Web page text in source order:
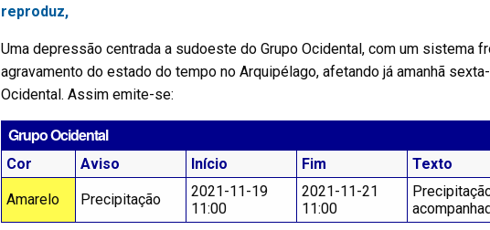
reproduz,
Uma depressão centrada a sudoeste do Grupo Ocidental, com um sistema
agravamento do estado do tempo no Arquipélago, afetando já amanhã
Ocidental. Assim emite-se:
Grupo Ocidental
Cor Aviso Início Fim Texto
Amarelo Precipitação
2021-11-19
11:00
2021-11-21
11:00